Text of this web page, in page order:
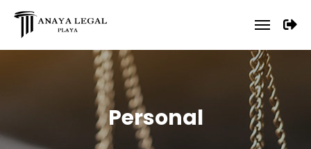
Personal